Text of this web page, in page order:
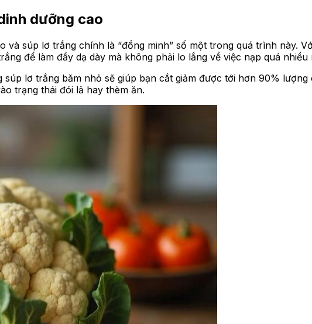
dưỡng cao
súp lơ trắng chính là “đồng minh” số một trong quá trình này.
để làm đầy dạ dày mà không phải lo lắng về việc nạp quá nhiều
lơ trắng băm nhỏ sẽ giúp bạn cắt giảm được tới hơn 90% lượng
trạng thái đói lả hay thèm ăn.